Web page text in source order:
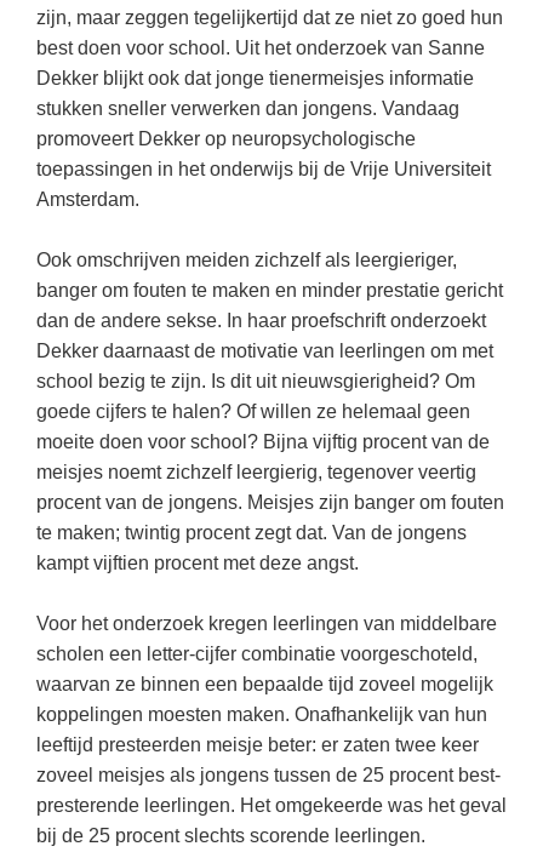
Digitaal onderwijs
Cito toets
Eindexamens
iPad scholen
NIEUWSARCHIEF
Augustus 2026
Juli 2026
Juni 2026
Mei 2026
April 2026
Lespakket ‘Circulaire Economie - van
verpakking tot nieuwe grondstof’
Gastles Zeebenen in de klas
Cursus Leer het heelal begrijpen
Van verdunningscalculator tot
practicumvoorbereiding: gratis online
TOA's
DGM in de klas
Frans(22)
Engels(18)
Techniek (17)
Open vacature(16)
Lichamelijke opvoeding(13)
Economie(12)
VACATURES PER PLAATS
Amsterdam
Rotterdam (42)
Den Haag(34)
Utrecht(26)
Almere(23)
Dordrecht (21)
Eindhoven(13)
Amersfoort(11)
Apeldoorn(10)
Kerst kleurplaten
PUZZELS
Woordpuzzels
Kruiswoordpuzzels
LEUK IN DE KLAS
Rebussen
Biologie
Burgerschap
Ckv
Duits
Engels
Frans
Fries (Frysk)
Geschiedenis
Handelswetenschappen
Informatica
Klassieke Talen
Letterkunde
Levensbeschouwing
Maatschappijleer
Muziek
Natuurkunde
Nederlands
Boek: Kleine werelden van het zonnestelsel
Leren met klassieke muziek
Lasermachine voor het onderwijs
Lasergraaf
Onderwijs opleidingen
Ontdek Memo voor de onderbouw zelf!
Maak uw leerlingen mediawijs!
Rekentuin: altijd en overal rekenen oefenen
op je eigen niveau
Taalzee: adaptief oefenen en toetsen
Theater als middel voor het aanleren van
sociale vaardigheden
Lesmateriaal gebaseerd op
(hersen)onderzoek
LEERMETHODEN
Biologie
Examentraining
Frans
Geschiedenis
zijn, maar zeggen tegelijkertijd dat ze niet zo goed hun
best doen voor school. Uit het onderzoek van Sanne
Dekker blijkt ook dat jonge tienermeisjes informatie
stukken sneller verwerken dan jongens. Vandaag
promoveert Dekker op neuropsychologische
toepassingen in het onderwijs bij de Vrije Universiteit
Amsterdam.
Ook omschrijven meiden zichzelf als leergieriger,
banger om fouten te maken en minder prestatie gericht
dan de andere sekse. In haar proefschrift onderzoekt
Dekker daarnaast de motivatie van leerlingen om met
school bezig te zijn. Is dit uit nieuwsgierigheid? Om
goede cijfers te halen? Of willen ze helemaal geen
moeite doen voor school? Bijna vijftig procent van de
meisjes noemt zichzelf leergierig, tegenover veertig
procent van de jongens. Meisjes zijn banger om fouten
te maken; twintig procent zegt dat. Van de jongens
kampt vijftien procent met deze angst.
Voor het onderzoek kregen leerlingen van middelbare
scholen een letter-cijfer combinatie voorgeschoteld,
waarvan ze binnen een bepaalde tijd zoveel mogelijk
koppelingen moesten maken. Onafhankelijk van hun
leeftijd presteerden meisje beter: er zaten twee keer
zoveel meisjes als jongens tussen de 25 procent best-
presterende leerlingen. Het omgekeerde was het geval
bij de 25 procent slechts scorende leerlingen.